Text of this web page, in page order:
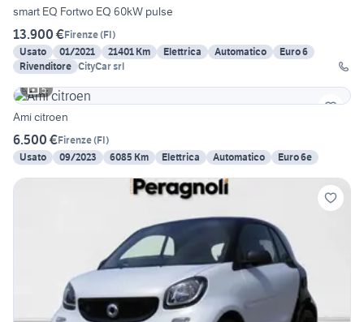
smart EQ Fortwo EQ 60kW pulse
13.900 €Firenze(FI)
Usato
01/2021 21401 Km Elettrica Automatico
Euro 6
Rivenditore CityCar srl
5
Ami citroen
6.500 €Firenze(FI)
Usato
09/2023 6085 Km Elettrica Automatico Euro 6e